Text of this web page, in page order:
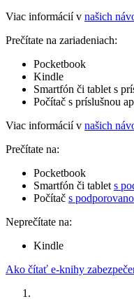
Viac informácií v našich
Prečítate na zariadeniach:
Pocketbook
Kindle
Smartfón či tablet s
Počítač s príslušnou
Viac informácií v našich
Prečítate na:
Pocketbook
Smartfón či tablet s
Počítač s
Neprečítate na:
Kindle
Ako čítať e-knihy